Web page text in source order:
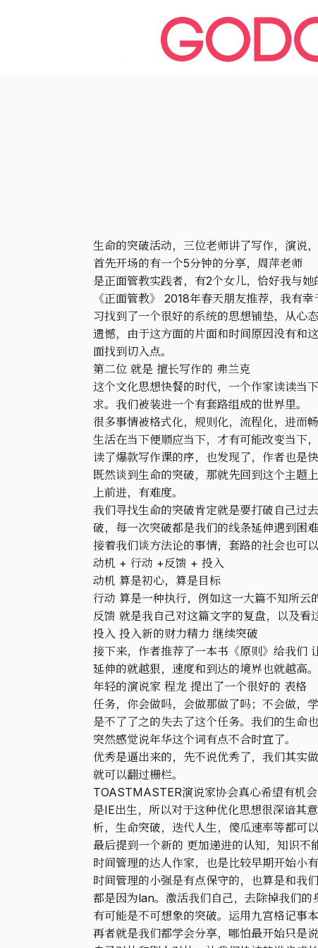
生命的突破活动，三位老师讲了写作，演说
首先开场的有一个5分钟的分享，周萍老师
是正面管教实践者，有2个女儿，恰好我与
《正面管教》 2018年春天朋友推荐，我有
习找到了一个很好的系统的思想铺垫，从心
遗憾，由于这方面的片面和时间原因没有和
面找到切入点。
第二位 就是 擅长写作的 弗兰克
这个文化思想快餐的时代，一个作家读读当
求。我们被装进一个有套路组成的世界里。
很多事情被格式化，规则化，流程化，进而
生活在当下便顺应当下，才有可能改变当下
读了爆款写作课的序，也发现了，作者也是
既然谈到生命的突破，那就先回到这个主题
上前进，有难度。
我们寻找生命的突破肯定就是要打破自己过
破，每一次突破都是我们的线条延伸遇到困难
接着我们谈方法论的事情，套路的社会也可
动机 + 行动 +反馈 + 投入
动机 算是初心，算是目标
行动 算是一种执行，例如这一大篇不知所云
反馈 就是我自己对这篇文字的复盘，以及看
投入 投入新的财力精力 继续突破
接下来，作者推荐了一本书《原则》给我们
延伸的就越狠，速度和到达的境界也就越高。
年轻的演说家 程龙 提出了一个很好的 表格
任务，你会做吗，会做那做了吗；不会做，
是不了了之的失去了这个任务。我们的生命
突然感觉说年华这个词有点不合时宜了。
优秀是逼出来的，先不说优秀了，我们其实
就可以翻过栅栏。
TOASTMASTER演说家协会真心希望有机
是IE出生，所以对于这种优化思想很深谙其
析，生命突破，迭代人生，傻瓜速率等都可
最后提到一个新的 更加递进的认知，知识不
时间管理的达人作家，也是比较早期开始小
时间管理的小强是有点保守的，也算是和我
都是因为lan。激活我们自己，去除掉我们
有可能是不可想象的突破。运用九宫格记事
再者就是我们都学会分享，哪怕最开始只是